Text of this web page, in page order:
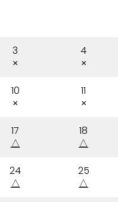
3
×
4
×
10
×
11
×
17
△
18
△
24
△
25
△